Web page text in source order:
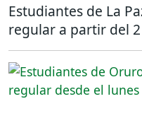
Estudiantes de La
regular a partir del